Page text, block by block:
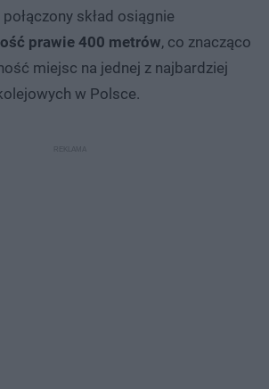
skład osiągnie
prawie 400 metrów, co znacząco
miejsc na jednej z najbardziej
w Polsce.